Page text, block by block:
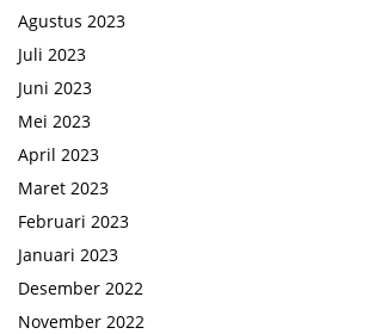
Agustus 2023
Juli 2023
Juni 2023
Mei 2023
April 2023
Maret 2023
Februari 2023
Januari 2023
Desember 2022
November 2022